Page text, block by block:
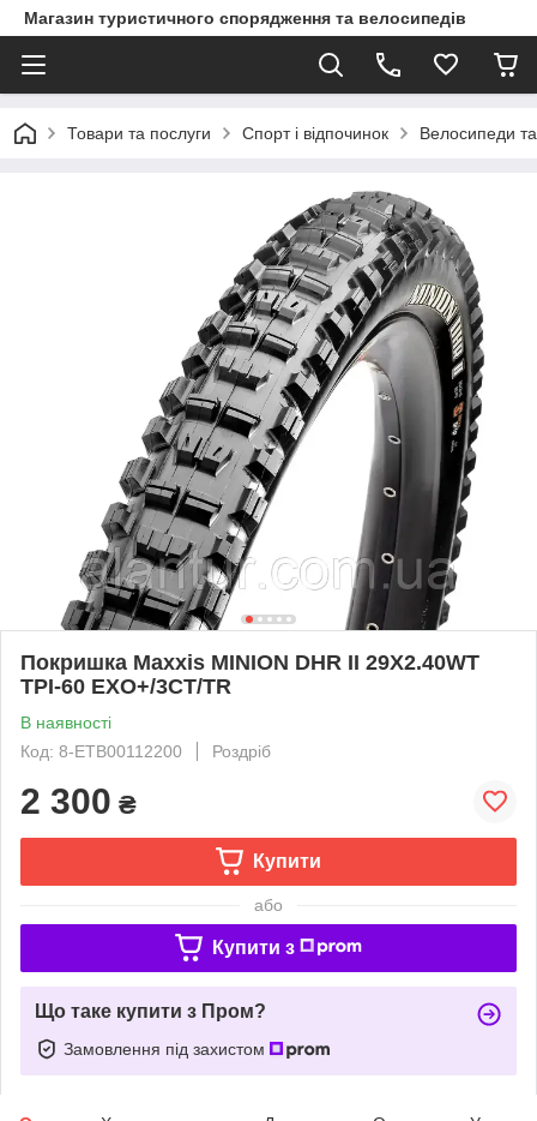
Магазин туристичного спорядження та велосипедів
Товари та послуги Спорт і відпочинок Велосипеди
Покришка Maxxis MINION DHR II 29X2.40WT
TPI-60 EXO+/3CT/TR
В наявності
Код: 8-ETB00112200
Роздріб
2 300 ₴
Купити
або
Купити з
Що таке купити з Пром?
Замовлення під захистом